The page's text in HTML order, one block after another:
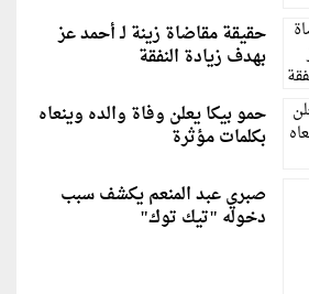
حقيقة مقاضاة زينة لـ أحمد عز
بهدف زيادة النفقة
حمو بيكا يعلن وفاة والده وينعاه
بكلمات مؤثرة
صبري عبد المنعم يكشف سبب
دخوله "تيك توك"